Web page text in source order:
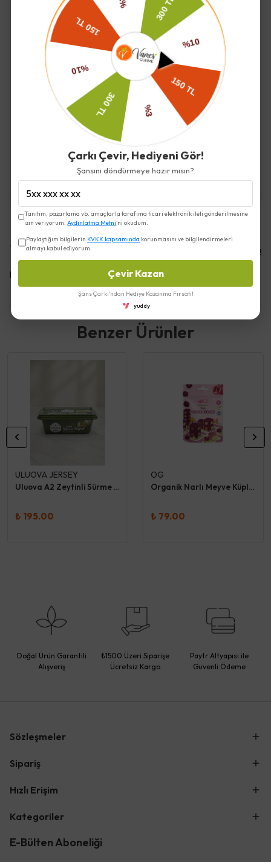
1. Kahvaltıda sürmelik olarak kullanılabilir.
2. Lavaş, cips vs. ile tüketilebilir,
Devamını Göster
İade ve Değişim
Kargo ve Teslimat
Yorumlar Yorum Yap
Bu ürün için henüz yorum yapılmamış.
Benzer Ürünler
ULUOVA JERSEY
Uluova A2 Zeytinli Sürme Peynir
₺ 195.00
OG
Organik Narlı Meyve Küpleri 30 Gr
₺ 79.00
Doğal Ürün Garantili
Alışveriş
₺1500 Üzeri Siparişe
Ücretsiz Kargo
Paytr Altyapısı ile
Güvenli Ödeme
Sözleşmeler
Sipariş
Hızlı Erişim
Kategoriler
E-Bülten Aboneliği
Çarkı Çevir, Hediyeni Gör!
Şansını döndürmeye hazır mısın?
Tanıtım, pazarlama vb. amaçlarla tarafıma ticari elektronik ileti gönderilmesine
izin veriyorum.Aydınlatma Metni'ni okudum.
Paylaştığım bilgilerin KVKK kapsamında korunmasını ve bilgilendirmeleri
almayı kabul ediyorum.
Çevir Kazan
Şans Çarkı'ndan Hediye Kazanma Fırsatı!
yuddy